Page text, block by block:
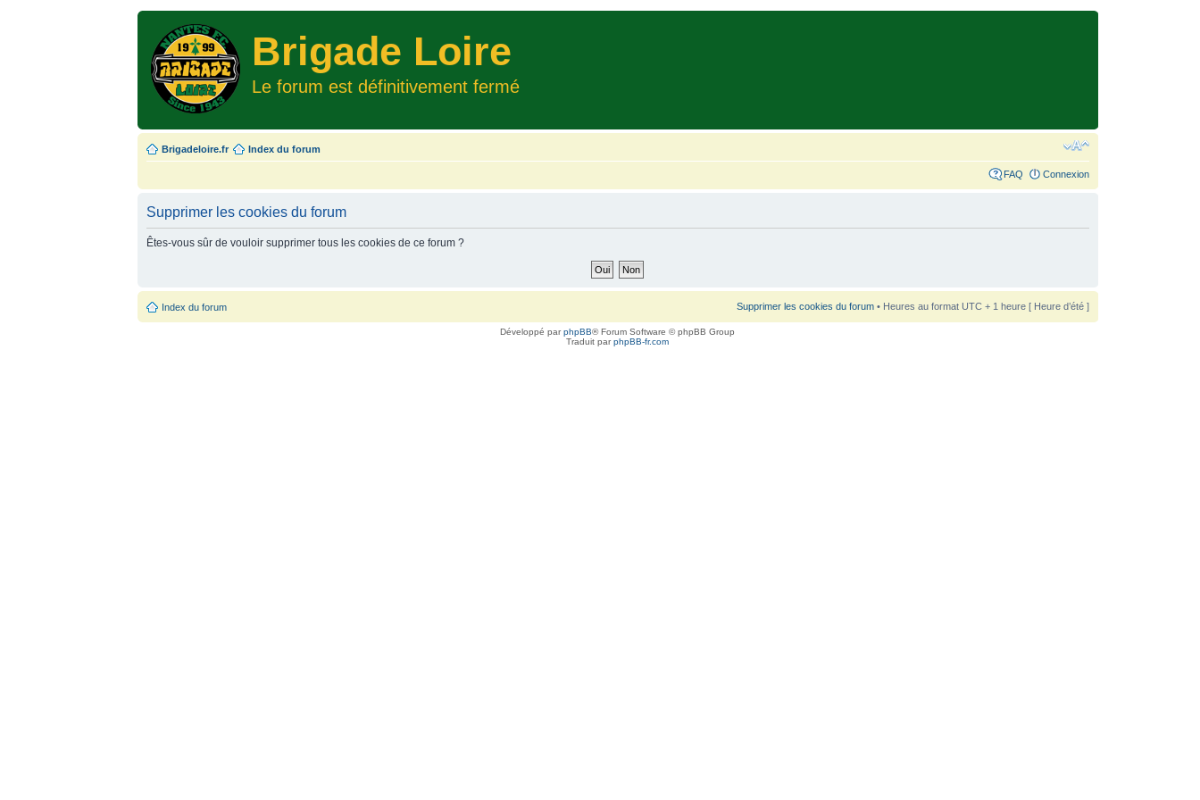
Brigade Loire
Le forum est définitivement fermé
Brigadeloire.fr Index du forum
FAQ Connexion
Supprimer les cookies du forum
Êtes-vous sûr de vouloir supprimer tous les cookies de ce forum ?
Index du forum Supprimer les cookies du forum• Heures au format UTC + 1 heure [ Heure d’été ]
Développé parphpBB® Forum Software © phpBB Group
Traduit parphpBB-fr.com